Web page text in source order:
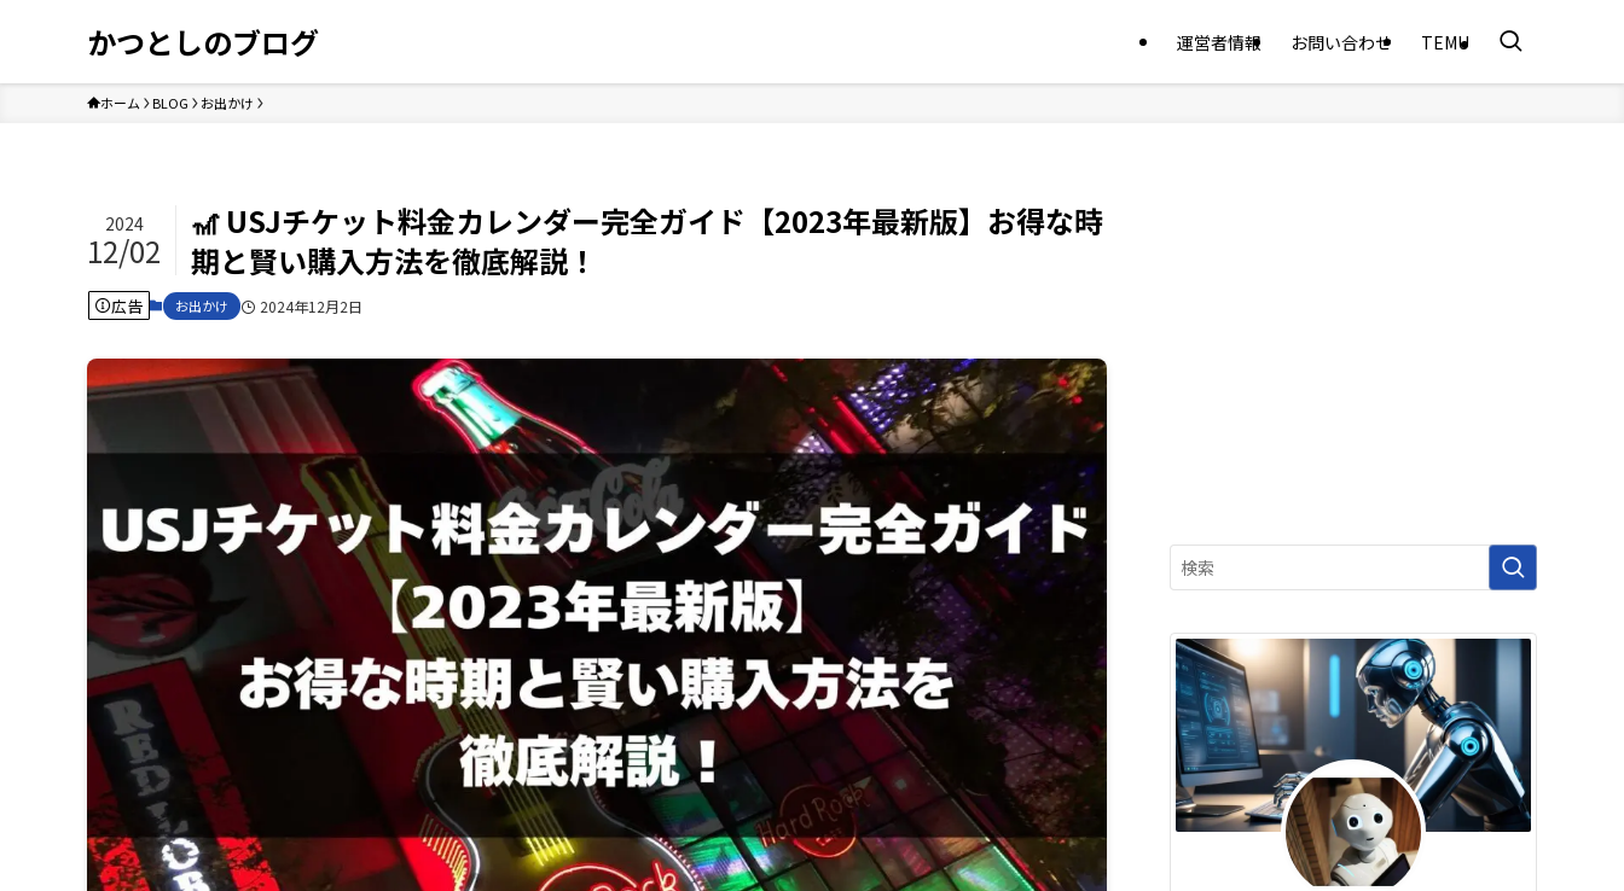
かつとしのブログ 運営者情報 お問い合わせ TEMU
ホーム BLOG お出かけ
🎢 USJチケット料金カレンダー完全ガイド【2023年最新版】お得な時
期と賢い購入方法を徹底解説！
2024
12/02
広告 お出かけ 2024年12月2日